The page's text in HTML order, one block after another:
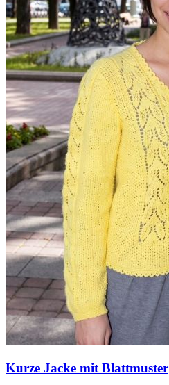
Kurze Jacke mit Blattmuster